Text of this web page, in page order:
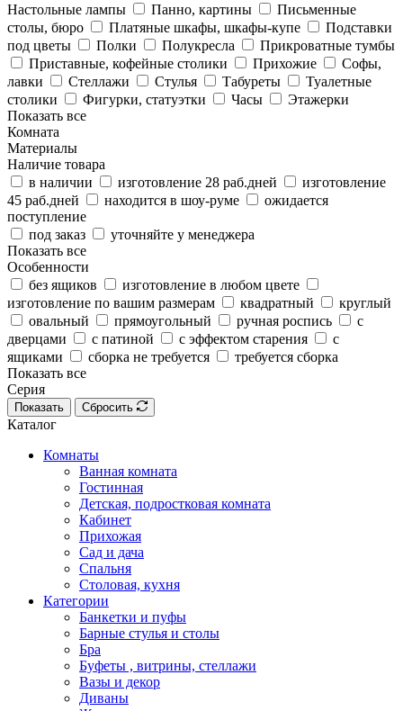
Настольные лампы
Панно, картины
Письменные
столы, бюро
Платяные шкафы, шкафы-купе
Подставки
под цветы
Полки Полукресла
Прикроватные тумбы
Приставные, кофейные столики
Прихожие
Софы,
лавки
Стеллажи Стулья Табуреты
Туалетные
столики
Фигурки, статуэтки Часы
Этажерки
Показать все
Комната
Материалы
Наличие товара
в наличии
изготовление 28 раб.дней
изготовление
45 раб.дней
находится в шоу-руме
ожидается
поступление
под заказ
уточняйте у менеджера
Показать все
Особенности
без ящиков
изготовление в любом цвете
изготовление по вашим размерам
квадратный
круглый
овальный
прямоугольный ручная роспись
с
дверцами
с патиной с эффектом старения
с
ящиками
сборка не требуется
требуется сборка
Показать все
Серия
Показать Сбросить
Каталог
Комнаты
Ванная комната
Гостинная
Детская, подростковая комната
Кабинет
Прихожая
Сад и дача
Спальня
Столовая, кухня
Категории
Банкетки и пуфы
Барные стулья и столы
Бра
Буфеты , витрины, стеллажи
Вазы и декор
Диваны